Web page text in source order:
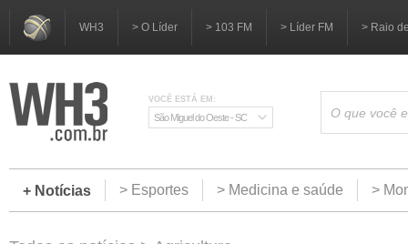
WH3 > O Líder > 103 FM > Líder FM > Raio
VOCÊ ESTÁ EM:
São Miguel do Oeste - SC
+ Notícias > Esportes > Medicina e saúde >